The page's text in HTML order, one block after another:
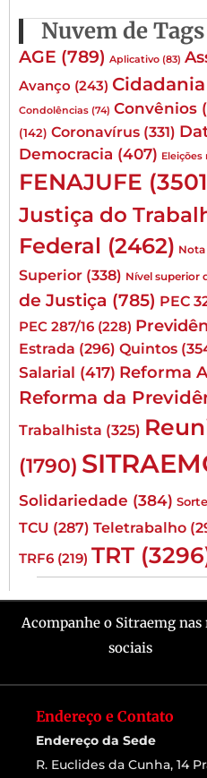
Nuvem de Tags
AGE (789) Aplicativo (83)
Avanço (243) Cidadania
Condolências (74) Convênios
(142) Coronavírus (331)
Democracia (407) Eleições
FENAJUFE
Justiça do
Federal (2462)
Superior (338) Nível superior
de Justiça (785) PEC
PEC 287/16 (228)
Estrada (296) Quintos
Salarial (417) Reforma
Reforma da
Trabalhista (325)
(1790)
Solidariedade (384)
TCU (287) Teletrabalho
TRF6 (219) TRT
Acompanhe o Sitraemg nas
sociais
Endereço e Contato
Endereço da Sede
R. Euclides da Cunha, 14